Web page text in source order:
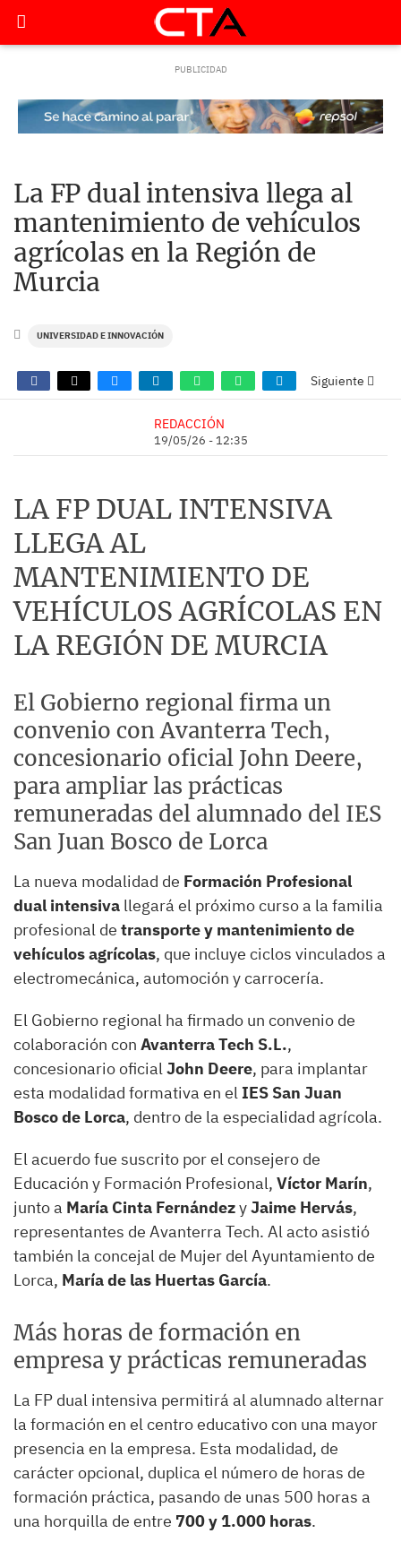
La FP dual intensiva llega al
mantenimiento de vehículos
agrícolas en la Región de
Murcia
UNIVERSIDAD E INNOVACIÓN
Siguiente
REDACCIÓN
19/05/26 - 12:35
LA FP DUAL INTENSIVA
LLEGA AL
MANTENIMIENTO DE
VEHÍCULOS AGRÍCOLAS EN
LA REGIÓN DE MURCIA
El Gobierno regional firma un
convenio con Avanterra Tech,
concesionario oficial John Deere,
para ampliar las prácticas
remuneradas del alumnado del IES
San Juan Bosco de Lorca
La nueva modalidad de Formación Profesional
dual intensiva llegará el próximo curso a la familia
profesional de transporte y mantenimiento de
vehículos agrícolas, que incluye ciclos vinculados a
electromecánica, automoción y carrocería.
El Gobierno regional ha firmado un convenio de
colaboración con Avanterra Tech S.L.,
concesionario oficialJohn Deere, para implantar
esta modalidad formativa en el IES San Juan
Bosco de Lorca, dentro de la especialidad agrícola.
El acuerdo fue suscrito por el consejero de
Educación y Formación Profesional, Víctor Marín,
junto a María Cinta FernándezyJaime Hervás,
representantes de Avanterra Tech. Al acto asistió
también la concejal de Mujer del Ayuntamiento de
Lorca, María de las Huertas García.
Más horas de formación en
empresa y prácticas remuneradas
La FP dual intensiva permitirá al alumnado alternar
la formación en el centro educativo con una mayor
presencia en la empresa. Esta modalidad, de
carácter opcional, duplica el número de horas de
formación práctica, pasando de unas 500 horas a
una horquilla de entre 700 y 1.000 horas.